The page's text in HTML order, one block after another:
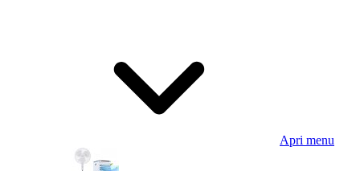
Apri menu